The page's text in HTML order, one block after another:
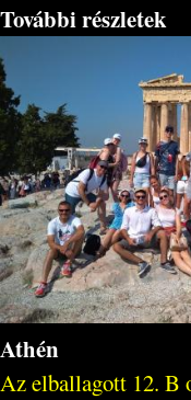
További részletek
Athén
Az elballagott 12. B